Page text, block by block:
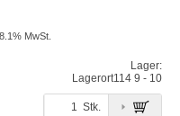
MwSt.
Lager:
Lagerort114 9 - 10
Stk.